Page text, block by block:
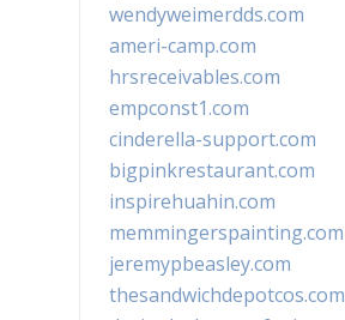
wendyweimerdds.com
ameri-camp.com
hrsreceivables.com
empconst1.com
cinderella-support.com
bigpinkrestaurant.com
inspirehuahin.com
memmingerspainting.com
jeremypbeasley.com
thesandwichdepotcos.com